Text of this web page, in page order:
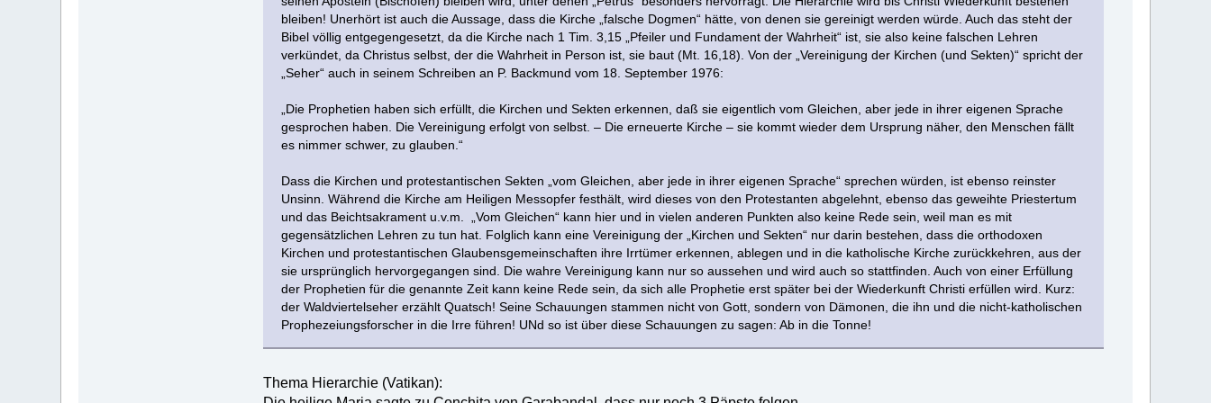
bleiben! Unerhört ist auch die Aussage, dass die Kirche „falsche Dogmen“ hätte, von denen sie gereinigt werden würde. Auch das steht der
Bibel völlig entgegengesetzt, da die Kirche nach 1 Tim. 3,15 „Pfeiler und Fundament der Wahrheit“ ist, sie also keine falschen Lehren
verkündet, da Christus selbst, der die Wahrheit in Person ist, sie baut (Mt. 16,18). Von der „Vereinigung der Kirchen (und Sekten)“ spricht der
„Seher“ auch in seinem Schreiben an P. Backmund vom 18. September 1976:
„Die Prophetien haben sich erfüllt, die Kirchen und Sekten erkennen, daß sie eigentlich vom Gleichen, aber jede in ihrer eigenen Sprache
gesprochen haben. Die Vereinigung erfolgt von selbst. – Die erneuerte Kirche – sie kommt wieder dem Ursprung näher, den Menschen fällt
es nimmer schwer, zu glauben.“
Dass die Kirchen und protestantischen Sekten „vom Gleichen, aber jede in ihrer eigenen Sprache“ sprechen würden, ist ebenso reinster
Unsinn. Während die Kirche am Heiligen Messopfer festhält, wird dieses von den Protestanten abgelehnt, ebenso das geweihte Priestertum
und das Beichtsakrament u.v.m. „Vom Gleichen“ kann hier und in vielen anderen Punkten also keine Rede sein, weil man es mit
gegensätzlichen Lehren zu tun hat. Folglich kann eine Vereinigung der „Kirchen und Sekten“ nur darin bestehen, dass die orthodoxen
Kirchen und protestantischen Glaubensgemeinschaften ihre Irrtümer erkennen, ablegen und in die katholische Kirche zurückkehren, aus der
sie ursprünglich hervorgegangen sind. Die wahre Vereinigung kann nur so aussehen und wird auch so stattfinden. Auch von einer Erfüllung
der Prophetien für die genannte Zeit kann keine Rede sein, da sich alle Prophetie erst später bei der Wiederkunft Christi erfüllen wird. Kurz:
der Waldviertelseher erzählt Quatsch! Seine Schauungen stammen nicht von Gott, sondern von Dämonen, die ihn und die nicht-katholischen
Prophezeiungsforscher in die Irre führen! UNd so ist über diese Schauungen zu sagen: Ab in die Tonne!
Thema Hierarchie (Vatikan):